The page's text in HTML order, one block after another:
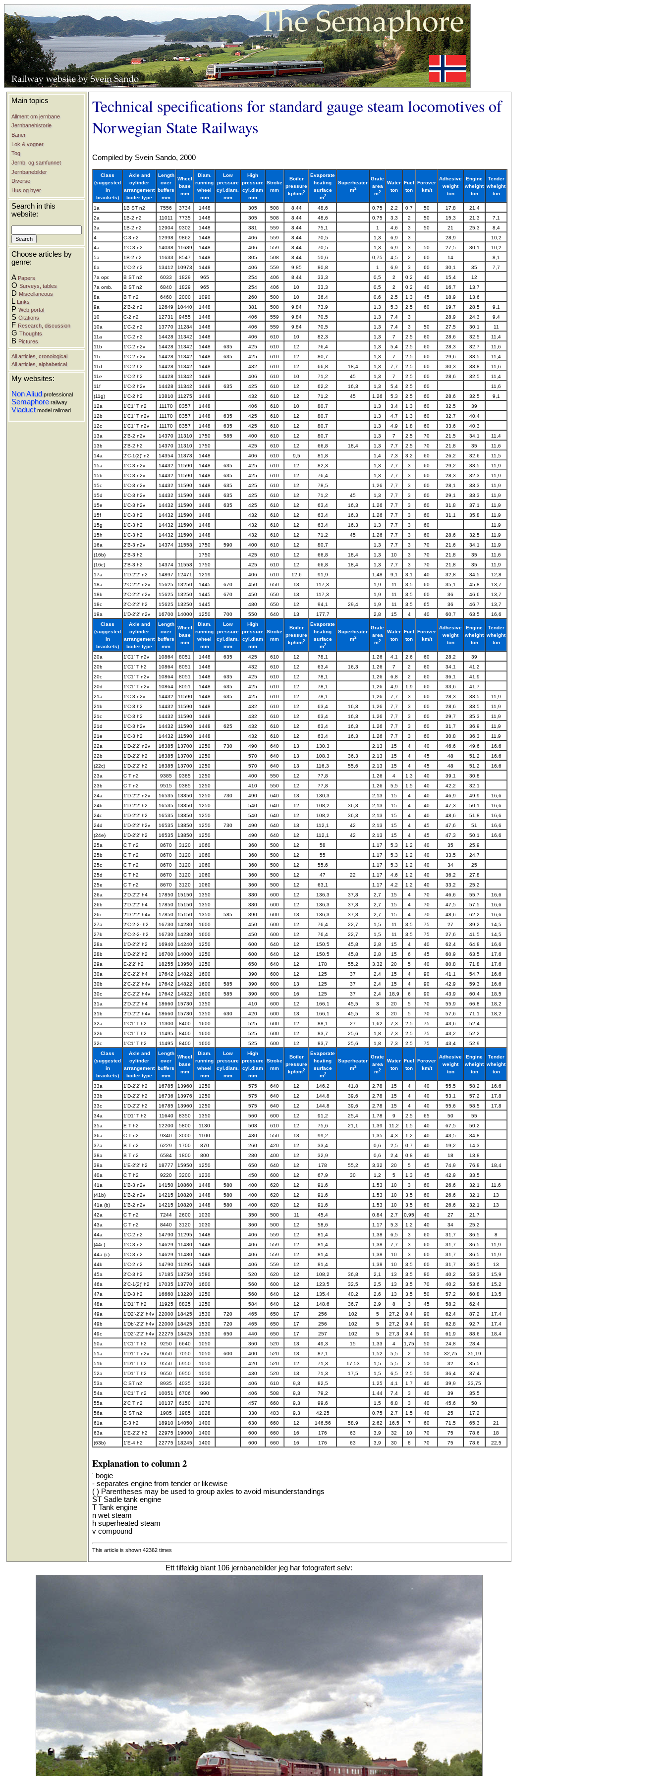
Main topics
Allment om jernbane
Jernbanehistorie
Baner
Lok & vogner
Tog
Jernb. og samfunnet
Jernbanebilder
Diverse
Hus og byer
Search in this
website:
Choose articles by
genre:
A Papers
OSurveys, tables
D Miscellaneous
L Links
PWeb portal
SCitations
F Research, discussion
GThoughts
B Pictures
All articles, cronological
All articles, alphabetical
My websites:
Non Aliud professional
Semaphore railway
Viaduct model railroad
Technical specifications for standard gauge steam locomotives of
Norwegian State Railways
Compiled by Svein Sando, 2000
Class
(suggested
in
brackets)
Axle and
cylinder
arrangement
boiler type
Length
over
buffers
mm
Wheel
base
mm
Diam.
running
wheel
mm
Low
pressure
cyl.diam.
mm
High
pressure
cyl.diam
mm
Stroke
mm
Boiler
pressure
kp/cm2
Evaporate
heating
surface
m2
Superheater
m2
Grate
area
m2
Water
ton
Fuel
ton
Forover
km/t
Adhesive
weight
ton
Engine
wheight
ton
Tender
wheight
ton
1a 1B ST n2 7556 3734 1448 305 508 8,44 48,6 0,75 2,2 0,7 50 17,8
21,4
2a
1B-2 n2 11011 7735 1448 305 508 8,44 48,6 0,75 3,3 2 50 15,3 21,3
7,1
3a
1B-2 n2 12904 9302 1448 381 559 8,44 75,1 1 4,6 3 50 21 25,3
8,4
4
C-3 n2 12998 9862 1448 406 559 8,44 70,5 1,3 6,9 3 28,9
10,2
4a
1'C-3 n2 14038 11689 1448 406 559 8,44 70,5 1,3 6,9 3 50 27,5 30,1
10,2
5a
1B-2 n2 11633 8547 1448 305 508 8,44 50,6 0,75 4,5 2 60 14
8,1
6a
1'C-2 n2 13412 10973 1448 406 559 9,85 80,8 1 6,9 3 60 30,1 35
7,7
7a opr.
B ST n2 6033 1829 965 254 406 8,44 33,3 0,5 2 0,2 40 15,4
12
7a omb.
B ST n2 6840 1829 965 254 406 10 33,3 0,5 2 0,2 40 16,7
13,7
8a
B T n2 6460 2000 1090 260 500 10 36,4 0,6 2,5 1,3 45 18,9
13,6
9a
2'B-2 n2 12649 10440 1448 381 508 9,84 73,9 1,3 5,3 2,5 60 19,7 28,5
9,1
10
C-2 n2 12731 9455 1448 406 559 9,84 70,5 1,3 7,4 3 28,9 24,3
9,4
10a
1'C-2 n2 13770 11284 1448 406 559 9,84 70,5 1,3 7,4 3 50 27,5 30,1
11
11a
1'C-2 n2 14428 11342 1448 406 610 10 82,3 1,3 7 2,5 60 28,6 32,5
11,4
11b
1'C-2 n2v 14428 11342 1448 635 425 610 12 76,4 1,3 5,4 2,5 60 28,3 32,7
11,6
11c
1'C-2 n2v 14428 11342 1448 635 425 610 12 80,7 1,3 7 2,5 60 29,6 33,5
11,4
11d
1'C-2 h2 14428 11342 1448 432 610 12 66,8 18,4 1,3 7,7 2,5 60 30,3 33,8
11,6
11e
1'C-2 h2 14428 11342 1448 406 610 10 71,2 45 1,3 7 2,5 60 28,6 32,5
11,4
11f
1'C-2 h2v 14428 11342 1448 635 425 610 12 62,2 16,3 1,3 5,4 2,5 60
11,6
(11g)
1'C-2 h2 13810 11275 1448 432 610 12 71,2 45 1,26 5,3 2,5 60 28,6 32,5
9,1
12a
1'C1' T n2 11170 8357 1448 406 610 10 80,7 1,3 3,4 1,3 60 32,5
39
12b
1'C1' T n2v 11170 8357 1448 635 425 610 12 80,7 1,3 4,7 1,3 60 32,7
40,4
12c
1'C1' T n2v 11170 8357 1448 635 425 610 12 80,7 1,3 4,9 1,8 60 33,6
40,3
13a
2'B-2 n2v 14370 11310 1750 585 400 610 12 80,7 1,3 7 2,5 70 21,5 34,1
11,4
13b
2'B-2 h2 14370 11310 1750 425 610 12 66,8 18,4 1,3 7,7 2,5 70 21,8 35
11,6
14a
2'C-1(2)' n2 14354 11878 1448 406 610 9,5 81,8 1,4 7,3 3,2 60 26,2 32,6
11,5
15a
1'C-3 n2v 14432 11590 1448 635 425 610 12 82,3 1,3 7,7 3 60 29,2 33,5
11,9
15b
1'C-3 n2v 14432 11590 1448 635 425 610 12 76,4 1,3 7,7 3 60 28,3 32,3
11,9
15c
1'C-3 n2v 14432 11590 1448 635 425 610 12 78,5 1,26 7,7 3 60 28,1 33,3
11,9
15d
1'C-3 h2v 14432 11590 1448 635 425 610 12 71,2 45 1,3 7,7 3 60 29,1 33,3
11,9
15e
1'C-3 h2v 14432 11590 1448 635 425 610 12 63,4 16,3 1,26 7,7 3 60 31,8 37,1
11,9
15f
1'C-3 h2 14432 11590 1448 432 610 12 63,4 16,3 1,26 7,7 3 60 31,1 35,8
11,9
15g
1'C-3 h2 14432 11590 1448 432 610 12 63,4 16,3 1,3 7,7 3 60
11,9
15h
1'C-3 h2 14432 11590 1448 432 610 12 71,2 45 1,26 7,7 3 60 28,6 32,5
11,9
16a
2'B-3 n2v 14374 11558 1750 590 400 610 12 80,7 1,3 7,7 3 70 21,6 34,1
11,9
(16b)
2'B-3 h2 1750 425 610 12 66,8 18,4 1,3 10 3 70 21,8 35
11,6
(16c)
2'B-3 h2 14374 11558 1750 425 610 12 66,8 18,4 1,3 7,7 3 70 21,8 35
11,9
17a
1'D-2'2' n2 14897 12471 1219 406 610 12,6 91,9 1,48 9,1 3,1 40 32,8 34,5
12,8
18a
2'C-2'2' n2v 15625 13250 1445 670 450 650 13 117,3 1,9 11 3,5 60 35,1 45,8
13,7
18b
2'C-2'2' n2v 15625 13250 1445 670 450 650 13 117,3 1,9 11 3,5 60 36 46,6
13,7
18c
2'C-2'2' h2 15625 13250 1445 480 650 12 94,1 29,4 1,9 11 3,5 65 36 46,7
13,7
19a
1'D-2'2' n2v 16700 14000 1250 700 550 640 13 177,7 2,8 15 4 40 60,7 63,5
16,6
Class
(suggested
in
brackets)
Axle and
cylinder
arrangement
boiler type
Length
over
buffers
mm
Wheel
base
mm
Diam.
running
wheel
mm
Low
pressure
cyl.diam.
mm
High
pressure
cyl.diam
mm
Stroke
mm
Boiler
pressure
kp/cm2
Evaporate
heating
surface
m2
Superheater
m2
Grate
area
m2
Water
ton
Fuel
ton
Forover
km/t
Adhesive
weight
ton
Engine
wheight
ton
Tender
wheight
ton
20a 1'C1' T n2v 10864 8051 1448 635 425 610 12 78,1 1,26 4,1 2,6 60 28,2
39
20b
1'C1' T h2 10864 8051 1448 432 610 12 63,4 16,3 1,26 7 2 60 34,1
41,2
20c
1'C1' T n2v 10864 8051 1448 635 425 610 12 78,1 1,26 6,8 2 60 36,1
41,9
20d
1'C1' T n2v 10864 8051 1448 635 425 610 12 78,1 1,26 4,9 1,9 60 33,6
41,7
21a
1'C-3 n2v 14432 11590 1448 635 425 610 12 78,1 1,26 7,7 3 60 28,3 33,5
11,9
21b
1'C-3 h2 14432 11590 1448 432 610 12 63,4 16,3 1,26 7,7 3 60 28,6 33,5
11,9
21c
1'C-3 h2 14432 11590 1448 432 610 12 63,4 16,3 1,26 7,7 3 60 29,7 35,3
11,9
21d
1'C-3 h2v 14432 11590 1448 625 432 610 12 63,4 16,3 1,26 7,7 3 60 31,7 36,9
11,9
21e
1'C-3 h2 14432 11590 1448 432 610 12 63,4 16,3 1,26 7,7 3 60 30,8 36,3
11,9
22a
1'D-2'2' n2v 16385 13700 1250 730 490 640 13 130,3 2,13 15 4 40 46,6 49,6
16,6
22b
1'D-2'2' h2 16385 13700 1250 570 640 13 108,3 36,3 2,13 15 4 45 48 51,2
16,6
(22c)
1'D-2'2' h2 16385 13700 1250 570 640 13 116,3 55,6 2,13 15 4 45 48 51,2
16,6
23a
C T n2 9385 9385 1250 400 550 12 77,8 1,26 4 1,3 40 39,1
30,8
23b
C T n2 9515 9385 1250 410 550 12 77,8 1,26 5,5 1,5 40 42,2
32,1
24a
1'D-2'2' n2v 16535 13850 1250 730 490 640 13 130,3 2,13 15 4 40 46,9 49,9
16,6
24b
1'D-2'2' h2 16535 13850 1250 540 640 12 108,2 36,3 2,13 15 4 40 47,3 50,1
16,6
24c
1'D-2'2' h2 16535 13850 1250 540 640 12 108,2 36,3 2,13 15 4 40 48,6 51,8
16,6
24d
1'D-2'2' h2v 16535 13850 1250 730 490 640 13 112,1 42 2,13 15 4 45 47,6 51
16,6
(24e)
1'D-2'2' h2 16535 13850 1250 490 640 12 112,1 42 2,13 15 4 45 47,3 50,1
16,6
25a
C T n2 8670 3120 1060 360 500 12 58 1,17 5,3 1,2 40 35
25,9
25b
C T n2 8670 3120 1060 360 500 12 55 1,17 5,3 1,2 40 33,5
24,7
25c
C T n2 8670 3120 1060 360 500 12 55,6 1,17 5,3 1,2 40 34
25
25d
C T h2 8670 3120 1060 360 500 12 47 22 1,17 4,6 1,2 40 36,2
27,8
25e
C T n2 8670 3120 1060 360 500 12 63,1 1,17 4,2 1,2 40 33,2
25,2
26a
2'D-2'2' h4 17850 15150 1350 380 600 12 136,3 37,8 2,7 15 4 70 46,6 55,7
16,6
26b
2'D-2'2' h4 17850 15150 1350 380 600 12 136,3 37,8 2,7 15 4 70 47,5 57,5
16,6
26c
2'D-2'2' h4v 17850 15150 1350 585 390 600 13 136,3 37,8 2,7 15 4 70 48,6 62,2
16,6
27a
2'C-2-2- h2 16730 14230 1600 450 600 12 76,4 22,7 1,5 11 3,5 75 27 39,2
14,5
27b
2'C-2-2- h2 16730 14230 1600 450 600 12 76,4 22,7 1,5 11 3,5 75 27,6 41,5
14,5
28a
1'D-2'2' h2 16940 14240 1250 600 640 12 150,5 45,8 2,8 15 4 40 62,4 64,8
16,6
28b
1'D-2'2' h2 16700 14000 1250 600 640 12 150,5 45,8 2,8 15 6 45 60,9 63,5
17,6
29a
E-2'2' h2 18255 13950 1250 650 640 12 178 55,2 3,32 20 5 40 80,8 71,8
17,6
30a
2'C-2'2' h4 17642 14822 1600 390 600 12 125 37 2,4 15 4 90 41,1 54,7
16,6
30b
2'C-2'2' h4v 17642 14822 1600 585 390 600 13 125 37 2,4 15 4 90 42,9 59,3
16,6
30c
2'C-2'2' h4v 17642 14822 1600 585 390 600 16 125 37 2,4 18,9 6 90 43,9 60,4
18,5
31a
2'D-2'2' h4 18660 15730 1350 410 600 12 166,1 45,5 3 20 5 70 55,9 66,8
18,2
31b
2'D-2'2' h4v 18660 15730 1350 630 420 600 13 166,1 45,5 3 20 5 70 57,6 71,1
18,2
32a
1'C1' T h2 11300 8400 1600 525 600 12 88,1 27 1,62 7,3 2,5 75 43,6
52,4
32b
1'C1' T h2 11495 8400 1600 525 600 12 83,7 25,6 1,8 7,3 2,5 75 43,2
52,2
32c
1'C1' T h2 11495 8400 1600 525 600 12 83,7 25,6 1,8 7,3 2,5 75 43,4
52,9
Class
(suggested
in
brackets)
Axle and
cylinder
arrangement
boiler type
Length
over
buffers
mm
Wheel
base
mm
Diam.
running
wheel
mm
Low
pressure
cyl.diam.
mm
High
pressure
cyl.diam
mm
Stroke
mm
Boiler
pressure
kp/cm2
Evaporate
heating
surface
m2
Superheater
m2
Grate
area
m2
Water
ton
Fuel
ton
Forover
km/t
Adhesive
weight
ton
Engine
wheight
ton
Tender
wheight
ton
33a 1'D-2'2' h2 16785 13960 1250 575 640 12 146,2 41,8 2,78 15 4 40 55,5 58,2
16,6
33b
1'D-2'2' h2 16736 13976 1250 575 640 12 144,8 39,6 2,78 15 4 40 53,1 57,2
17,8
33c
1'D-2'2' h2 16785 13960 1250 575 640 12 144,8 39,6 2,78 15 4 40 55,6 58,5
17,8
34a
1'D1' T h2 11640 8350 1350 560 600 12 91,2 25,4 1,78 9 2,5 65 50
55
35a
E T h2 12200 5800 1130 508 610 12 75,6 21,1 1,39 11,2 1,5 40 67,5
50,2
36a
C T n2 9340 3000 1100 430 550 13 99,2 1,35 4,3 1,2 40 43,5
34,8
37a
B T n2 6229 1700 870 260 420 12 33,4 0,6 2,5 0,7 40 19,2
14,3
38a
B T n2 6584 1800 800 280 400 12 32,9 0,6 2,4 0,8 40 18
13,8
39a
1'E-2'2' h2 18777 15950 1250 650 640 12 178 55,2 3,32 20 5 45 74,9 76,8
18,4
40a
C T h2 9220 3200 1230 450 600 12 67,9 30 1,2 5 1,3 45 42,9
33,5
41a
1'B-3 n2v 14150 10860 1448 580 400 620 12 91,6 1,53 10 3 60 26,6 32,1
11,6
(41b)
1'B-2 n2v 14215 10820 1448 580 400 620 12 91,6 1,53 10 3,5 60 26,6 32,1
13
41a (b)
1'B-2 n2v 14215 10820 1448 580 400 620 12 91,6 1,53 10 3,5 60 26,6 32,1
13
42a
C T n2 7244 2600 1030 350 500 11 45,4 0,84 2,7 0,95 40 27
21,7
43a
C T n2 8440 3120 1030 360 500 12 58,6 1,17 5,3 1,2 40 34
25,2
44a
1'C-2 n2 14790 11295 1448 406 559 12 81,4 1,38 6,5 3 60 31,7 36,5
8
(44c)
1'C-3 n2 14629 11480 1448 406 559 12 81,4 1,38 7,7 3 60 31,7 36,5
11,9
44a (c)
1'C-3 n2 14629 11480 1448 406 559 12 81,4 1,38 10 3 60 31,7 36,5
11,9
44b
1'C-2 n2 14790 11295 1448 406 559 12 81,4 1,38 10 3,5 60 31,7 36,5
13
45a
2'C-3 h2 17185 13750 1580 520 620 12 108,2 36,8 2,1 13 3,5 80 40,2 53,3
15,9
46a
2'C-1(2)' h2 17035 13770 1600 560 600 12 123,5 32,5 2,5 13 3,5 70 40,2 53,6
15,2
47a
1'D-3 h2 16660 13220 1250 560 640 12 135,4 40,2 2,6 13 3,5 50 57,2 60,8
13,5
48a
1'D1' T h2 11925 8825 1250 584 640 12 148,6 36,7 2,9 8 3 45 58,2
62,4
49a
1'D2'-2'2' h4v 22000 18425 1530 720 465 650 17 256 102 5 27,2 8,4 90 62,4 87,2
17,4
49b
1'Db'-2'2' h4v 22000 18425 1530 720 465 650 17 256 102 5 27,2 8,4 90 62,8 92,7
17,4
49c
1'D2'-2'2' h4v 22275 18425 1530 650 440 650 17 257 102 5 27,3 8,4 90 61,9 88,6
18,4
50a
1'C1' T h2 9250 6640 1050 360 520 13 49,3 15 1,33 4 1,75 50 24,8
28,4
51a
1'D1' T n2v 9650 7050 1050 600 400 520 13 87,1 1,52 5,5 2 50 32,75
35,19
51b
1'D1' T h2 9550 6950 1050 420 520 12 71,3 17,53 1,5 5,5 2 50 32
35,5
52a
1'D1' T h2 9650 6950 1050 430 520 13 71,3 17,5 1,5 6,5 2,5 50 36,4
37,4
53a
C ST n2 8935 4035 1220 406 610 9,3 82,5 1,25 4,1 1,7 40 39,9
33,75
54a
1'C1' T n2 10051 6706 990 406 508 9,3 79,2 1,44 7,4 3 40 39
35,5
55a
2'C T n2 10137 6150 1270 457 660 9,3 99,6 1,5 6,8 3 40 45,6
50
56a
B ST n2 1985 1985 1028 330 483 9,3 42,25 0,75 2,7 1,5 40 25
17,2
61a
E-3 h2 18910 14050 1400 630 660 12 146,56 58,9 2,62 16,5 7 60 71,5 65,3
21
63a
1'E-2'2' h2 22975 19000 1400 600 660 16 176 63 3,9 32 10 70 75 78,6
18
(63b)
1'E-4 h2 22775 18245 1400 600 660 16 176 63 3,9 30 8 70 75 78,6 22,5
Explanation to column 2
' bogie
- separates engine from tender or likewise
( ) Parentheses may be used to group axles to avoid misunderstandings
ST Sadle tank engine
T Tank engine
n wet steam
h superheated steam
v compound
This article is shown 42362 times
Ett tilfeldig blant 106 jernbanebilder jeg har fotografert selv: